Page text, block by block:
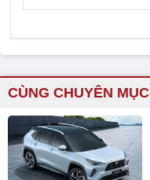
CÙNG CHUYÊN MỤC